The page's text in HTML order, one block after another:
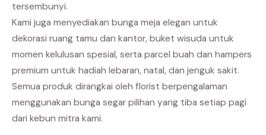
tersembunyi.
Kami juga menyediakan bunga meja elegan untuk
dekorasi ruang tamu dan kantor, buket wisuda untuk
momen kelulusan spesial, serta parcel buah dan hampers
premium untuk hadiah lebaran, natal, dan jenguk sakit.
Semua produk dirangkai oleh florist berpengalaman
menggunakan bunga segar pilihan yang tiba setiap pagi
dari kebun mitra kami.